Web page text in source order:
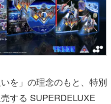
を」の理念のもと、特別
する SUPERDELUXE